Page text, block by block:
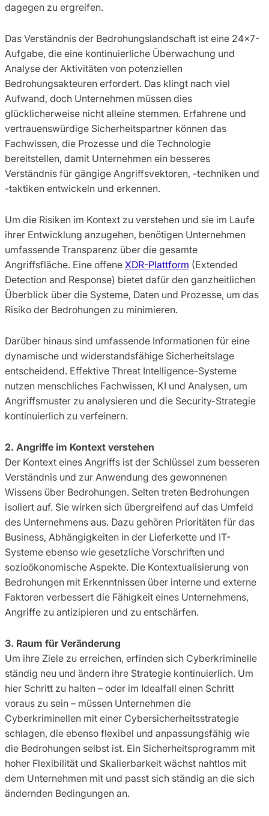
dagegen zu ergreifen.
Das Verständnis der Bedrohungslandschaft ist eine 24×7-
Aufgabe, die eine kontinuierliche Überwachung und
Analyse der Aktivitäten von potenziellen
Bedrohungsakteuren erfordert. Das klingt nach viel
Aufwand, doch Unternehmen müssen dies
glücklicherweise nicht alleine stemmen. Erfahrene und
vertrauenswürdige Sicherheitspartner können das
Fachwissen, die Prozesse und die Technologie
bereitstellen, damit Unternehmen ein besseres
Verständnis für gängige Angriffsvektoren, -techniken und
-taktiken entwickeln und erkennen.
Um die Risiken im Kontext zu verstehen und sie im Laufe
ihrer Entwicklung anzugehen, benötigen Unternehmen
umfassende Transparenz über die gesamte
Angriffsfläche. Eine offene XDR-Plattform (Extended
Detection and Response) bietet dafür den ganzheitlichen
Überblick über die Systeme, Daten und Prozesse, um das
Risiko der Bedrohungen zu minimieren.
Darüber hinaus sind umfassende Informationen für eine
dynamische und widerstandsfähige Sicherheitslage
entscheidend. Effektive Threat Intelligence-Systeme
nutzen menschliches Fachwissen, KI und Analysen, um
Angriffsmuster zu analysieren und die Security-Strategie
kontinuierlich zu verfeinern.
2. Angriffe im Kontext verstehen
Der Kontext eines Angriffs ist der Schlüssel zum besseren
Verständnis und zur Anwendung des gewonnenen
Wissens über Bedrohungen. Selten treten Bedrohungen
isoliert auf. Sie wirken sich übergreifend auf das Umfeld
des Unternehmens aus. Dazu gehören Prioritäten für das
Business, Abhängigkeiten in der Lieferkette und IT-
Systeme ebenso wie gesetzliche Vorschriften und
sozioökonomische Aspekte. Die Kontextualisierung von
Bedrohungen mit Erkenntnissen über interne und externe
Faktoren verbessert die Fähigkeit eines Unternehmens,
Angriffe zu antizipieren und zu entschärfen.
3. Raum für Veränderung
Um ihre Ziele zu erreichen, erfinden sich Cyberkriminelle
ständig neu und ändern ihre Strategie kontinuierlich. Um
hier Schritt zu halten – oder im Idealfall einen Schritt
voraus zu sein – müssen Unternehmen die
Cyberkriminellen mit einer Cybersicherheitsstrategie
schlagen, die ebenso flexibel und anpassungsfähig wie
die Bedrohungen selbst ist. Ein Sicherheitsprogramm mit
hoher Flexibilität und Skalierbarkeit wächst nahtlos mit
dem Unternehmen mit und passt sich ständig an die sich
ändernden Bedingungen an.